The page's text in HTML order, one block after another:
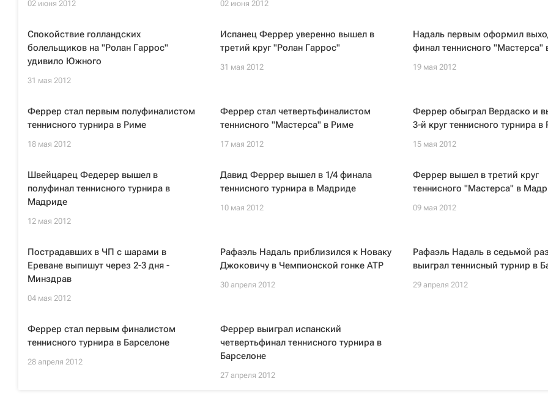
02 июня 2012 02 июня 2012
Спокойствие голландских
болельщиков на "Ролан Гаррос"
удивило Южного
31 мая 2012
Испанец Феррер уверенно вышел в
третий круг "Ролан Гаррос"
31 мая 2012
Надаль первым оформил
финал теннисного "Мастерса"
19 мая 2012
Феррер стал первым полуфиналистом
теннисного турнира в Риме
18 мая 2012
Феррер стал четвертьфиналистом
теннисного "Мастерса" в Риме
17 мая 2012
Феррер обыграл Вердаско и
3-й круг теннисного турнира в
15 мая 2012
Швейцарец Федерер вышел в
полуфинал теннисного турнира в
Мадриде
12 мая 2012
Давид Феррер вышел в 1/4 финала
теннисного турнира в Мадриде
10 мая 2012
Феррер вышел в третий круг
теннисного "Мастерса" в
09 мая 2012
Пострадавших в ЧП с шарами в
Ереване выпишут через 2-3 дня -
Минздрав
04 мая 2012
Рафаэль Надаль приблизился к Новаку
Джоковичу в Чемпионской гонке ATP
30 апреля 2012
Рафаэль Надаль в седьмой
выиграл теннисный турнир в
29 апреля 2012
Феррер стал первым финалистом
теннисного турнира в Барселоне
28 апреля 2012
Феррер выиграл испанский
четвертьфинал теннисного турнира в
Барселоне
27 апреля 2012